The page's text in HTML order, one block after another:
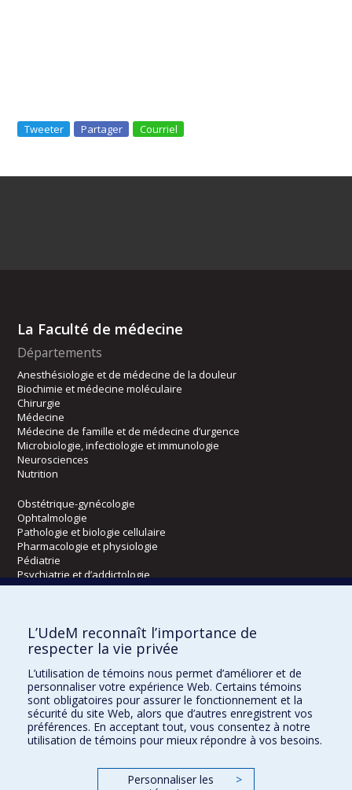
Tweeter Partager Courriel
La Faculté de médecine
Départements
Anesthésiologie et de médecine de la douleur
Biochimie et médecine moléculaire
Chirurgie
Médecine
Médecine de famille et de médecine d’urgence
Microbiologie, infectiologie et immunologie
Neurosciences
Nutrition
Obstétrique-gynécologie
Ophtalmologie
Pathologie et biologie cellulaire
Pharmacologie et physiologie
Pédiatrie
Psychiatrie et d’addictologie
Radiologie, radio-oncologie et médecine nucléaire
Écoles
Orthophonie et audiologie
Réadaptation
Directions
L’UdeM reconnaît l’importance de
respecter la vie privée
L’utilisation de témoins nous permet d’améliorer et de
personnaliser votre expérience Web. Certains témoins
sont obligatoires pour assurer le fonctionnement et la
sécurité du site Web, alors que d’autres enregistrent vos
préférences. En acceptant tout, vous consentez à notre
utilisation de témoins pour mieux répondre à vos besoins.
Personnaliser les
>